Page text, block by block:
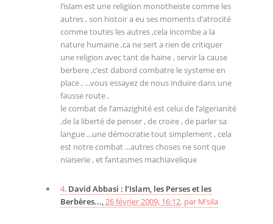
l’islam est une religiion monotheiste comme les
autres , son histoir a eu ses moments d’atrocité
comme toutes les autres ,cela incombe a la
nature humaine ,ca ne sert a rien de critiquer
une religion avec tant de haine , servir la cause
berbere ,c’est dabord combatre le systeme en
place , ...vous essayez de nous induire dans une
fausse route ,
le combat de l’amazighité est celui de l’algerianité
,de la liberté de penser , de croire , de parler sa
langue ...une démocratie tout simplement , cela
est notre combat ...autres choses ne sont que
niaiserie , et fantasmes machiavelique
4. David Abbasi : l’Islam, les Perses et les
Berbères...,26 février 2009, 16:12, par M’sila